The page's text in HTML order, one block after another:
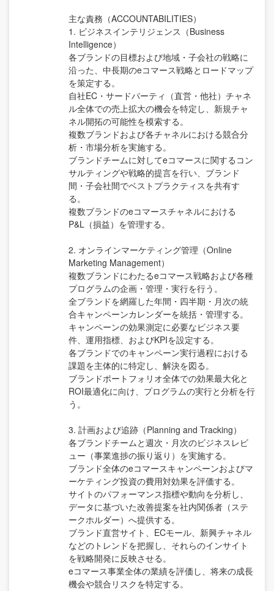
主な責務（ACCOUNTABILITIES）
1. ビジネスインテリジェンス（Business
Intelligence）
各ブランドの目標および地域・子会社の戦略に
沿った、中長期のeコマース戦略とロードマップ
を策定する。
自社EC・サードパーティ（直営・他社）チャネ
ル全体での売上拡大の機会を特定し、新規チャ
ネル開拓の可能性を模索する。
複数ブランドおよび各チャネルにおける競合分
析・市場分析を実施する。
ブランドチームに対してeコマースに関するコン
サルティングや戦略的提言を行い、ブランド
間・子会社間でベストプラクティスを共有す
る。
複数ブランドのeコマースチャネルにおける
P&L（損益）を管理する。
2. オンラインマーケティング管理（Online
Marketing Management）
複数ブランドにわたるeコマース戦略および各種
プログラムの企画・管理・実行を行う。
全ブランドを網羅した年間・四半期・月次の統
合キャンペーンカレンダーを統括・管理する。
キャンペーンの効果測定に必要なビジネス要
件、運用指標、およびKPIを設定する。
各ブランドでのキャンペーン実行過程における
課題を主体的に特定し、解決を図る。
ブランドポートフォリオ全体での効果最大化と
ROI最適化に向け、プログラムの実行と分析を行
う。
3. 計画および追跡（Planning and Tracking）
各ブランドチームと週次・月次のビジネスレビ
ュー（事業進捗の振り返り）を実施する。
ブランド全体のeコマースキャンペーンおよびマ
ーケティング投資の費用対効果を評価する。
サイトのパフォーマンス指標や動向を分析し、
データに基づいた改善提案を社内関係者（ステ
ークホルダー）へ提供する。
ブランド直営サイト、ECモール、新興チャネル
などのトレンドを把握し、それらのインサイト
を戦略開発に反映させる。
eコマース事業全体の業績を評価し、将来の成長
機会や競合リスクを特定する。